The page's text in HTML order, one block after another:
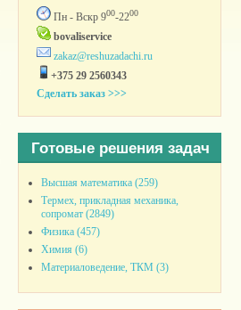
Пн - Вскр 900-2200
bovaliservice
zakaz@reshuzadachi.ru
+375 29 2560343
Сделать заказ >>>
Готовые решения задач
Высшая математика (259)
Термех, прикладная механика,
сопромат (2849)
Физика (457)
Химия (6)
Материаловедение, ТКМ (3)